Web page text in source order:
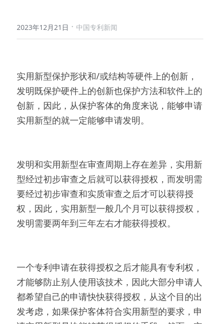
2023年12月21日 · 中国专利新闻
实用新型保护形状和/或结构等硬件上的创新，
发明既保护硬件上的创新也保护方法和软件上的
创新，因此，从保护客体的角度来说，能够申请
实用新型的就一定能够申请发明。
发明和实用新型在审查周期上存在差异，实用新
型经过初步审查之后就可以获得授权，而发明需
要经过初步审查和实质审查之后才可以获得授
权，因此，实用新型一般几个月可以获得授权，
发明需要两年到三年左右才能获得授权。
一个专利申请在获得授权之后才能具有专利权，
才能够防止别人使用该技术，因此大部分申请人
都希望自己的申请快快获得授权，从这个目的出
发考虑，如果保护客体符合实用新型的要求，申